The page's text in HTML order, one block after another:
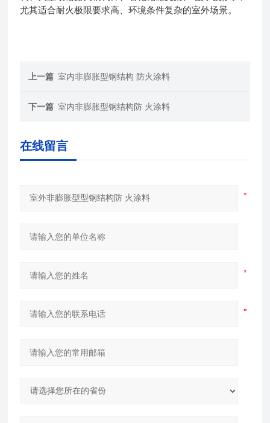
尤其适合耐火极限要求高、环境条件复杂的室外场景。
上一篇 室内非膨胀型钢结构 防火涂料
下一篇 室内非膨胀型钢结构防 火涂料
在线留言